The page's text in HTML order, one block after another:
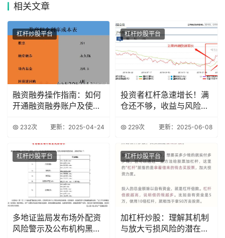
相关文章
杠杆炒股平台
融资融券操作指南：如何
开通融资融券账户及使用
232次 更新：2025-04-24
杠杆炒股平台
投资者杠杆急速增长！满
仓还不够，收益与风险并
229次 更新：2025-06-08
杠杆炒股平台
多地证监局发布场外配资
风险警示及公布机构黑名
杠杆炒股平台
加杠杆炒股：理解其机制
与放大亏损风险的潜在危